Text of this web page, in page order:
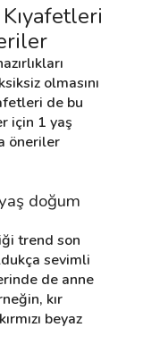
olmasını
de bu
için 1 yaş
öneriler
doğum
trend son
sevimli
de anne
kır
beyaz